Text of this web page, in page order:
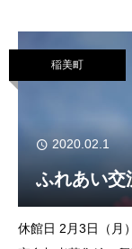
稲美町
2020.02.1
ふれあい交
休館日 2月3日（月